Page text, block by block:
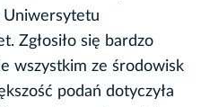
Zgłosiło się bardzo
wszystkim ze środowisk
podań dotyczyła